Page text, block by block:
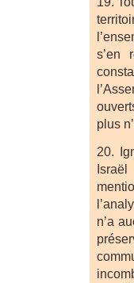
s’en
plus
20.
n’a